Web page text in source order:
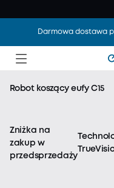
Darmowa dostawa
Robot koszący eufy C15
Zniżka na
zakup w
przedsprzedaży